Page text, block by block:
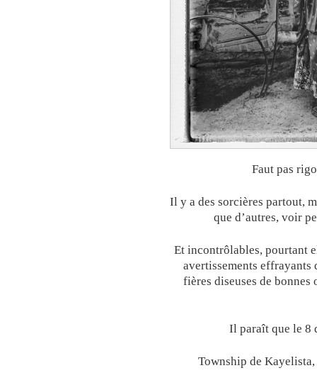
Faut pas
Il y a des sorcières partout,
que d’autres, voir
Et incontrôlables, pourtant
avertissements effrayants
fières diseuses de bonnes
Il paraît que le 8
Township de